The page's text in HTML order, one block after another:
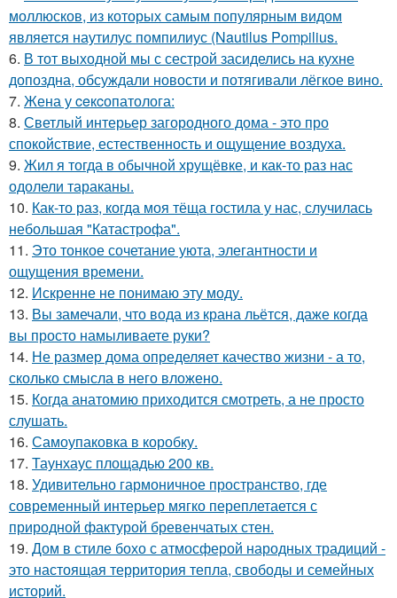
моллюсков, из которых самым популярным видом
является наутилус помпилиус (Nautilus Pompilius.
6. В тот выходной мы с сестрой засиделись на кухне
допоздна, обсуждали новости и потягивали лёгкое вино.
7. Жена у ceкcопатолога:
8. Светлый интерьер загородного дома - это про
спокойствие, естественность и ощущение воздуха.
9. Жил я тогда в обычной хрущёвке, и как-то раз нас
одолели тараканы.
10. Как-то раз, когда моя тёща гостила у нас, случилась
небольшая "Катастрофа".
11. Это тонкое сочетание уюта, элегантности и
ощущения времени.
12. Искренне не понимаю эту моду.
13. Вы замечали, что вода из крана льётся, даже когда
вы просто намыливаете руки?
14. Не размер дома определяет качество жизни - а то,
сколько смысла в него вложено.
15. Когда анатомию приходится смотреть, а не просто
слушать.
16. Самоупаковка в коробку.
17. Таунхаус площадью 200 кв.
18. Удивительно гармоничное пространство, где
современный интерьер мягко переплетается с
природной фактурой бревенчатых стен.
19. Дом в стиле бохо с атмосферой народных традиций -
это настоящая территория тепла, свободы и семейных
историй.